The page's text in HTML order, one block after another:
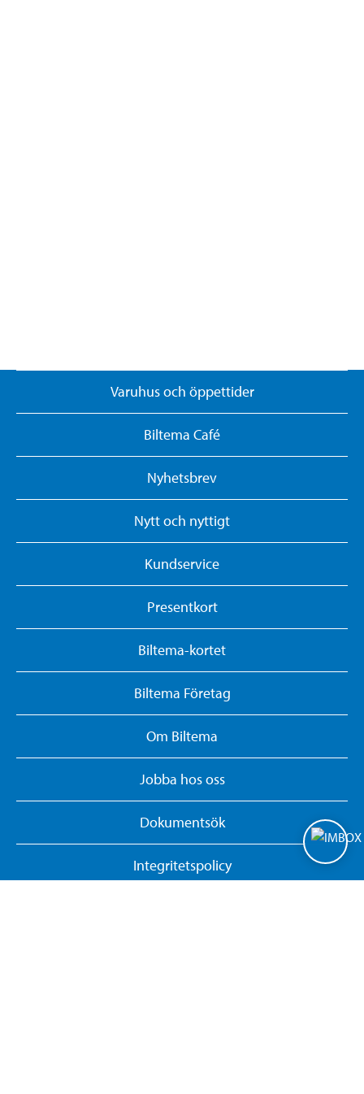
Varuhus och öppettider
Biltema Café
Nyhetsbrev
Nytt och nyttigt
Kundservice
Presentkort
Biltema-kortet
Biltema Företag
Om Biltema
Jobba hos oss
Dokumentsök
Integritetspolicy